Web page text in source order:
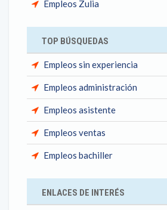
Empleos Zulia
TOP BÚSQUEDAS
Empleos sin experiencia
Empleos administración
Empleos asistente
Empleos ventas
Empleos bachiller
ENLACES DE INTERÉS